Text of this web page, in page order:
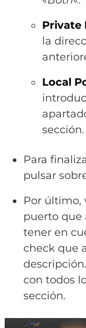
Private
la
Local
sección.
Para
pulsar
Por último,
puerto que
tener en
check que
con todos
sección.